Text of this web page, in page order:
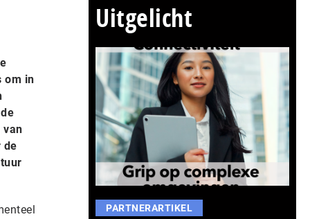
om in
van
de
Uitgelicht
PARTNERARTIKEL